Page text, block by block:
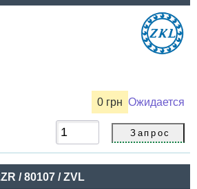
0 грн Ожидается
/ 80107 / ZVL